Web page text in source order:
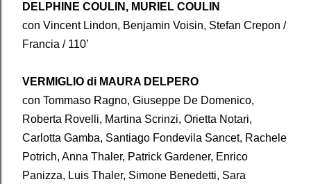
DELPHINE COULIN, MURIEL COULIN
con Vincent Lindon, Benjamin Voisin, Stefan Crepon /
Francia / 110’
VERMIGLIO di MAURA DELPERO
con Tommaso Ragno, Giuseppe De Domenico,
Roberta Rovelli, Martina Scrinzi, Orietta Notari,
Carlotta Gamba, Santiago Fondevila Sancet, Rachele
Potrich, Anna Thaler, Patrick Gardener, Enrico
Panizza, Luis Thaler, Simone Benedetti, Sara